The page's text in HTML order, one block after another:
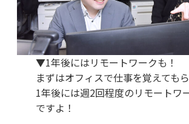
▼1年後にはリモートワークも！
まずはオフィスで仕事を覚えてもら
1年後には週2回程度のリモートワ
ですよ！